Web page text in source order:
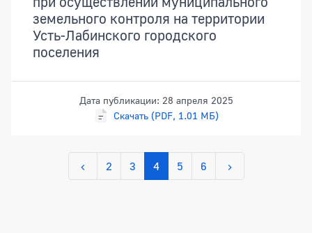
земельного контроля на территории
Усть-Лабинского городского
поселения
Дата публикации: 28 апреля 2025
Скачать (PDF, 1.01 МБ)
2 3 4 5 6